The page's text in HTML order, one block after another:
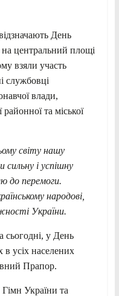
День
центральний площі
взяли участь
службовці
влади,
та міської
світу нашу
сильну і успішну
до перемоги.
народові,
України.
сьогодні, у День
в усіх населених
Прапор.
України та